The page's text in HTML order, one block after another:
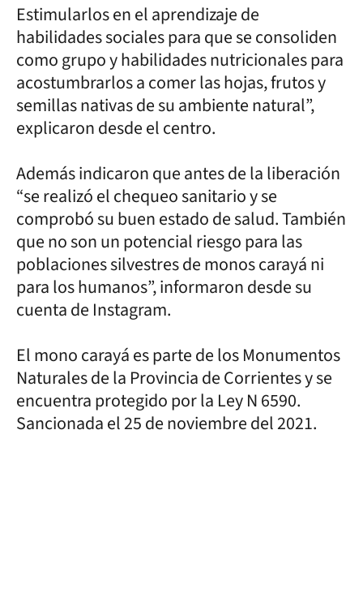
Estimularlos en el aprendizaje de
habilidades sociales para que se consoliden
como grupo y habilidades nutricionales para
acostumbrarlos a comer las hojas, frutos y
semillas nativas de su ambiente natural”,
explicaron desde el centro.
Además indicaron que antes de la liberación
“se realizó el chequeo sanitario y se
comprobó su buen estado de salud. También
que no son un potencial riesgo para las
poblaciones silvestres de monos carayá ni
para los humanos”, informaron desde su
cuenta de Instagram.
El mono carayá es parte de los Monumentos
Naturales de la Provincia de Corrientes y se
encuentra protegido por la Ley N 6590.
Sancionada el 25 de noviembre del 2021.